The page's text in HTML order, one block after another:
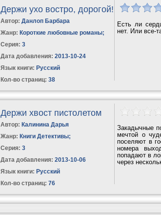
Держи ухо востро, дорогой!
Автор:Данлоп Барбара
Жанр: Короткие любовные романы;
Серия:3
Дата добавления: 2013-10-24
Язык книги: Русский
Кол-во страниц: 38
Есть ли
нет. Или все-
Держи хвост пистолетом
Автор: Калинина Дарья
Жанр: Книги Детективы;
Серия:3
Дата добавления: 2013-10-06
Язык книги: Русский
Кол-во страниц: 76
Закадычные
мечтой о
поселяют в
номера
попадают в
через